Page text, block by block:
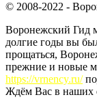
© 2008-2022 -
Воронежский Гид
долгие годы вы
прощаться,
прежние и новые
https://vrnency.ru/
Ждём Вас в наших